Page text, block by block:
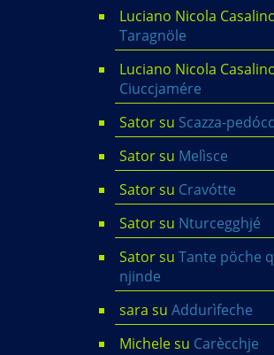
Luciano Nicola
Taragnöle
Luciano Nicola
Ciuccjamére
Satorsu Scazza-
Satorsu Melìsce
Satorsu Cravótte
Satorsu Nturcegghjé
Satorsu Tante pöche
njinde
sara su Addurìfeche
Michelesu Carècchje